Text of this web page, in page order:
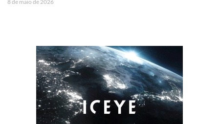
8 de maio de 2026